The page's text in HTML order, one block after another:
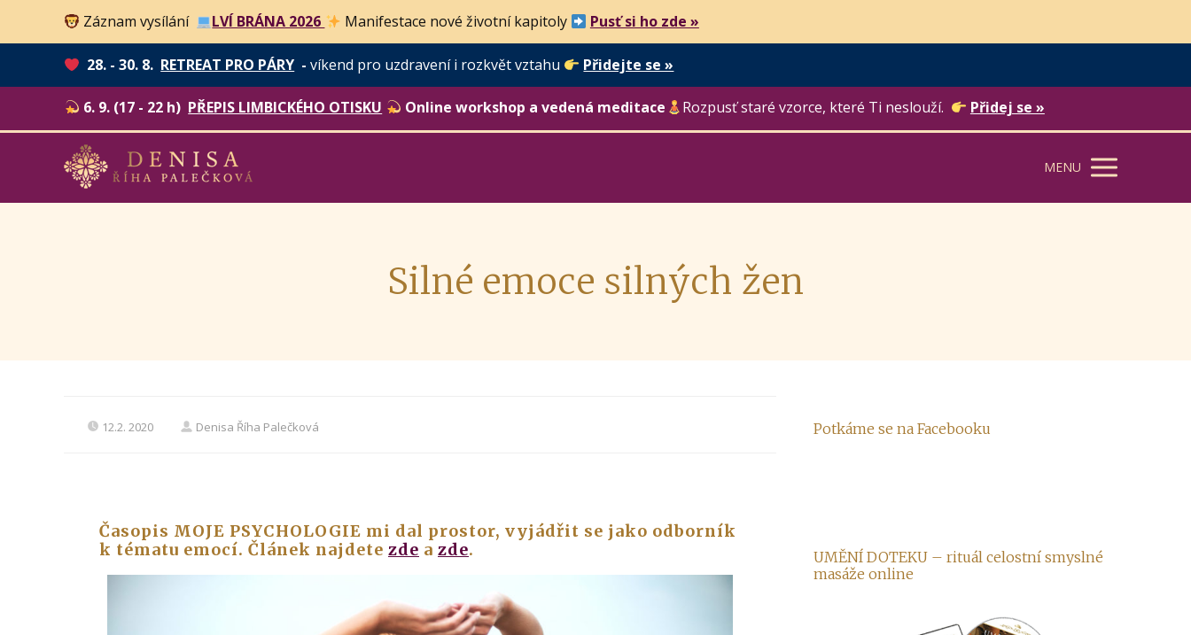
Záznam vysílání LVÍ BRÁNA 2026 Manifestace nové životní kapitoly Pusť si ho zde »
28. - 30. 8. RETREAT PRO PÁRY -víkend pro uzdravení i rozkvět vztahu Přidejte se »
6. 9. (17 - 22 h) PŘEPIS LIMBICKÉHO OTISKU Online workshop a vedená meditace Rozpusť staré vzorce, které Ti neslouží. Přidej se »
MENU
Silné emoce silných žen
12.2. 2020 Denisa Říha Palečková
Časopis MOJE PSYCHOLOGIE mi dal prostor, vyjádřit se jako odborník
k tématu emocí. Článek najdete zde a zde.
Potkáme se na Facebooku
UMĚNÍ DOTEKU – rituál celostní smyslné
masáže online